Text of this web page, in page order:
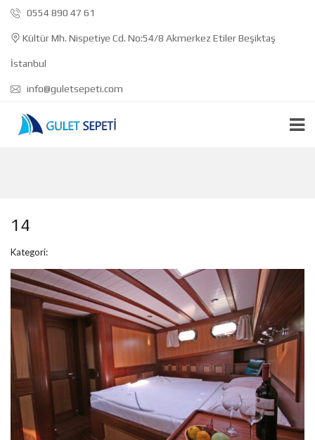
0554 890 47 61
Kültür Mh. Nispetiye Cd. No:54/8 Akmerkez Etiler Beşiktaş
İstanbul
info@guletsepeti.com
14
Kategori: